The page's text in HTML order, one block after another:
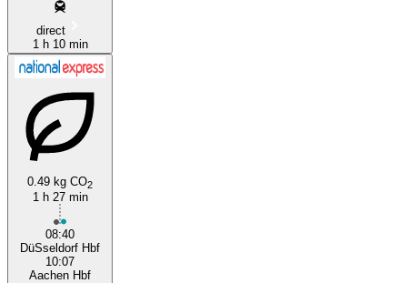
direct
1 h 10 min
0.49 kg CO2
1 h 27 min
08:40
DüSseldorf Hbf
10:07
Aachen Hbf